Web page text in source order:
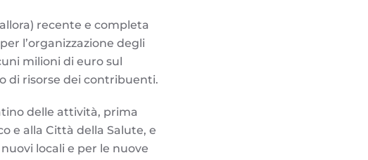
recente e completa
l’organizzazione degli
milioni di euro sul
di risorse dei contribuenti.
delle attività, prima
e alla Città della Salute, e
locali e per le nuove